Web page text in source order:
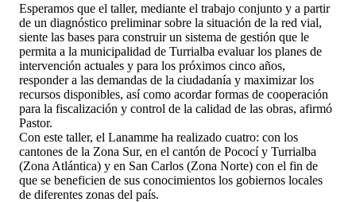
Esperamos que el taller, mediante el trabajo conjunto y a partir
de un diagnóstico preliminar sobre la situación de la red vial,
siente las bases para construir un sistema de gestión que le
permita a la municipalidad de Turrialba evaluar los planes de
intervención actuales y para los próximos cinco años,
responder a las demandas de la ciudadanía y maximizar los
recursos disponibles, así como acordar formas de cooperación
para la fiscalización y control de la calidad de las obras, afirmó
Pastor.
Con este taller, el Lanamme ha realizado cuatro: con los
cantones de la Zona Sur, en el cantón de Pococí y Turrialba
(Zona Atlántica) y en San Carlos (Zona Norte) con el fin de
que se beneficien de sus conocimientos los gobiernos locales
de diferentes zonas del país.